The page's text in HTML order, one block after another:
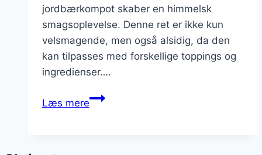
jordbærkompot skaber en himmelsk
smagsoplevelse. Denne ret er ikke kun
velsmagende, men også alsidig, da den
kan tilpasses med forskellige toppings og
ingredienser….
Læs merePandekager